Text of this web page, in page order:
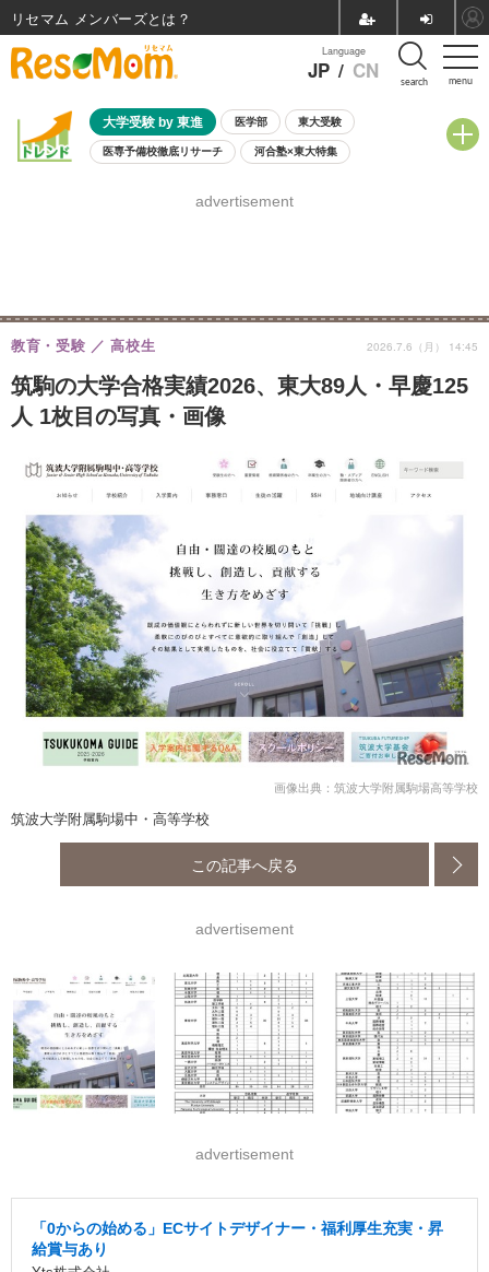
menu
Language
JP / CN search
大学受験 by 東進 医学部 東大受験
医専予備校徹底リサーチ 河合塾×東大特集
8月開催学校説明会・相談会
advertisement
筑駒の大学合格実績2026、東大89人・早慶125
人 1枚目の写真・画像
教育・受験 高校生 2026.7.6（月） 14:45
画像出典：筑波大学附属駒場高等学校
筑波大学附属駒場中・高等学校
この記事へ戻る
advertisement
advertisement
「0からの始める」ECサイトデザイナー・福利厚生充実・昇
給賞与あり
リセマム メンバーズ